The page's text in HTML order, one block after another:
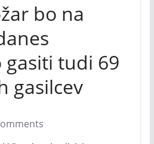
bo na
tudi 69
gasilcev